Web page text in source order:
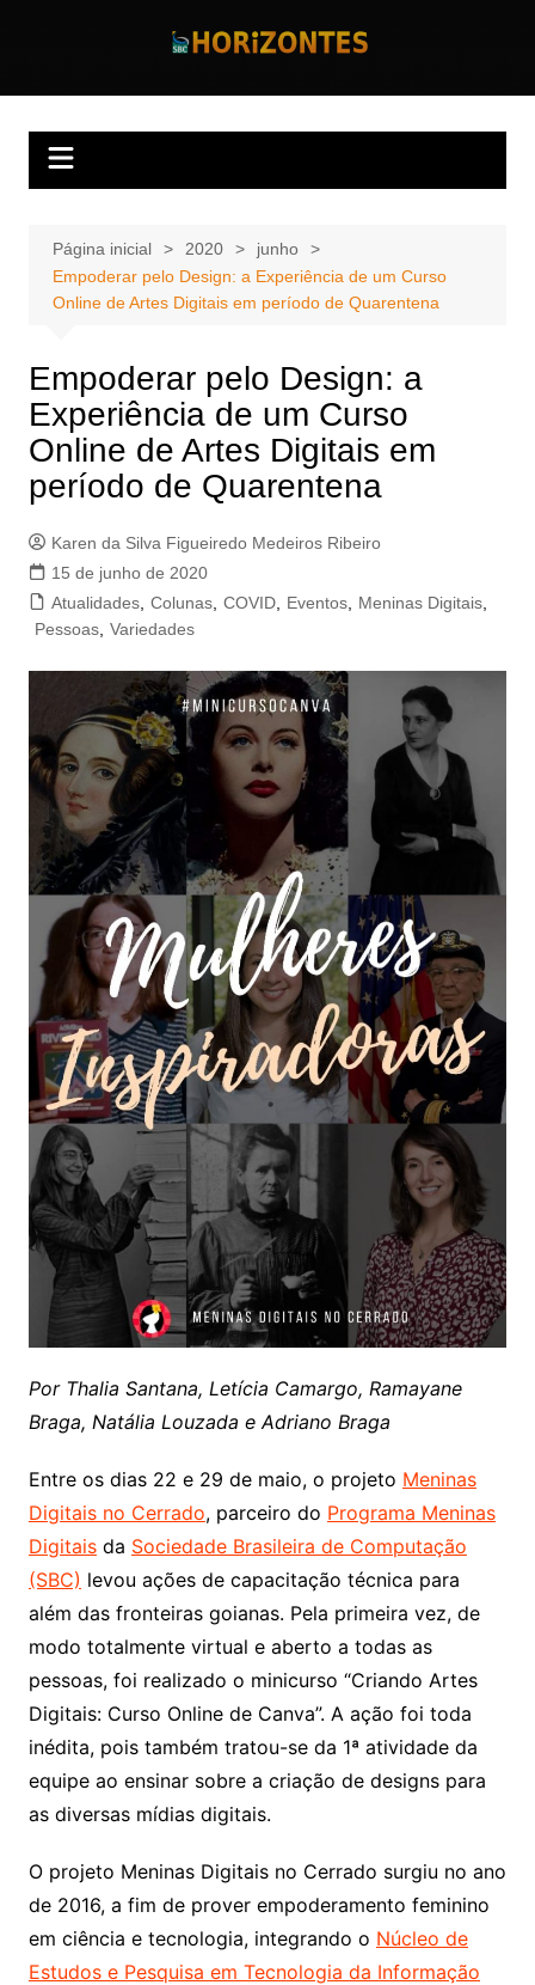
Horizontes
Página inicial 2020
junho
Empoderar pelo Design: a Experiência de um Curso
Online de Artes Digitais em período de Quarentena
Empoderar pelo Design: a
Experiência de um Curso
Online de Artes Digitais em
período de Quarentena
Karen da Silva Figueiredo Medeiros Ribeiro
15 de junho de 2020
Atualidades, Colunas, COVID, Eventos, Meninas Digitais,
Pessoas, Variedades
Por Thalia Santana, Letícia Camargo, Ramayane
Braga, Natália Louzada e Adriano Braga
Entre os dias 22 e 29 de maio, o projeto Meninas
Digitais no Cerrado, parceiro do Programa Meninas
Digitaisda Sociedade Brasileira de Computação
(SBC) levou ações de capacitação técnica para
além das fronteiras goianas. Pela primeira vez, de
modo totalmente virtual e aberto a todas as
pessoas, foi realizado o minicurso “Criando Artes
Digitais: Curso Online de Canva”. A ação foi toda
inédita, pois também tratou-se da 1ª atividade da
equipe ao ensinar sobre a criação de designs para
as diversas mídias digitais.
O projeto Meninas Digitais no Cerrado surgiu no ano
de 2016, a fim de prover empoderamento feminino
em ciência e tecnologia, integrando o Núcleo de
Estudos e Pesquisa em Tecnologia da Informação